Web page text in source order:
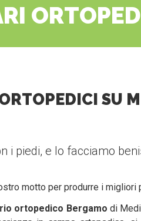
SU
i piedi, e lo facciamo
motto per produrre i migliori
ortopedico Bergamo di